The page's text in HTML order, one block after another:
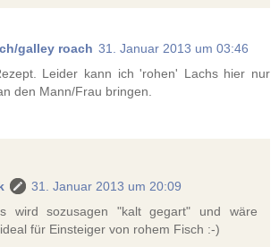
galley roach 31. Januar 2013 um 03:46
Leider kann ich 'rohen' Lachs hier nur
den Mann/Frau bringen.
31. Januar 2013 um 20:09
wird sozusagen "kalt gegart" und wäre
für Einsteiger von rohem Fisch :-)